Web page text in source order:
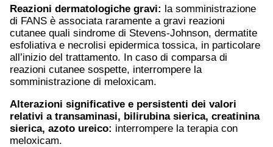
Reazioni dermatologiche gravi: la somministrazione
di FANS è associata raramente a gravi reazioni
cutanee quali sindrome di Stevens-Johnson, dermatite
esfoliativa e necrolisi epidermica tossica, in particolare
all’inizio del trattamento. In caso di comparsa di
reazioni cutanee sospette, interrompere la
somministrazione di meloxicam.
Alterazioni significative e persistenti dei valori
relativi a transaminasi, bilirubina sierica, creatinina
sierica, azoto ureico: interrompere la terapia con
meloxicam.